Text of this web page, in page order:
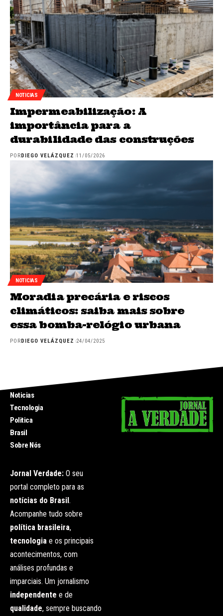
NOTICIAS
Impermeabilização: A
importância para a
durabilidade das construções
POR DIEGO VELÁZQUEZ 11/05/2026
NOTICIAS
Moradia precária e riscos
climáticos: saiba mais sobre
essa bomba-relógio urbana
POR DIEGO VELÁZQUEZ 24/04/2025
Noticias
Tecnologia
Politica
Brasil
Sobre Nós
Jornal Verdade: O seu
portal completo para as
notícias do Brasil .
Acompanhe tudo sobre
política brasileira,
tecnologia e os principais
acontecimentos, com
análises profundas e
imparciais. Um jornalismo
independente e de
qualidade, sempre buscando